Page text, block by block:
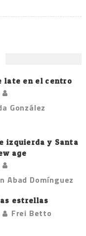
late en el centro
González
izquierda y Santa
age
Abad Domínguez
estrellas
Frei Betto